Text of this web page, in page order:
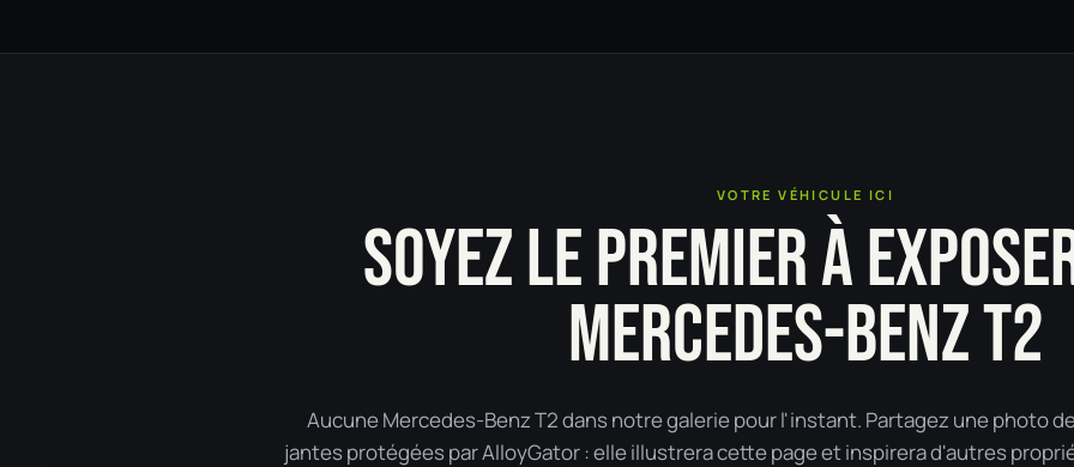
VOTRE VÉHICULE ICI
SOYEZ LE PREMIER À
MERCEDES-BENZ T2
Aucune Mercedes-Benz T2 dans notre galerie pour l'instant. Partagez une photo
jantes protégées par AlloyGator : elle illustrera cette page et inspirera d'autres